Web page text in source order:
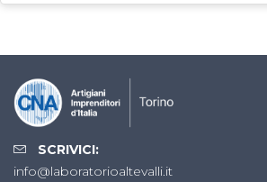
SCRIVICI:
info@laboratorioaltevalli.it